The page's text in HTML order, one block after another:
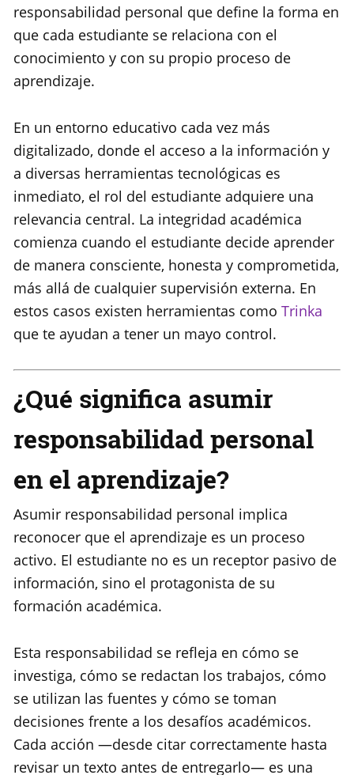
responsabilidad personal que define la forma en
que cada estudiante se relaciona con el
conocimiento y con su propio proceso de
aprendizaje.
En un entorno educativo cada vez más
digitalizado, donde el acceso a la información y
a diversas herramientas tecnológicas es
inmediato, el rol del estudiante adquiere una
relevancia central. La integridad académica
comienza cuando el estudiante decide aprender
de manera consciente, honesta y comprometida,
más allá de cualquier supervisión externa. En
estos casos existen herramientas como Trinka
que te ayudan a tener un mayo control.
¿Qué significa asumir
responsabilidad personal
en el aprendizaje?
Asumir responsabilidad personal implica
reconocer que el aprendizaje es un proceso
activo. El estudiante no es un receptor pasivo de
información, sino el protagonista de su
formación académica.
Esta responsabilidad se refleja en cómo se
investiga, cómo se redactan los trabajos, cómo
se utilizan las fuentes y cómo se toman
decisiones frente a los desafíos académicos.
Cada acción —desde citar correctamente hasta
revisar un texto antes de entregarlo— es una